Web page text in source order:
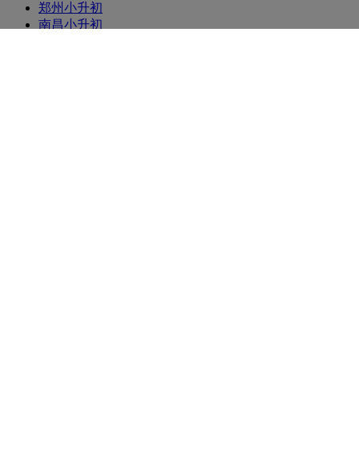
郑州小升初
南昌小升初